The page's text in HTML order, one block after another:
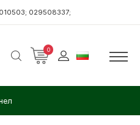
029508337;
0